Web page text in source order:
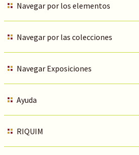
Navegar por los elementos
Navegar por las colecciones
Navegar Exposiciones
Ayuda
RIQUIM